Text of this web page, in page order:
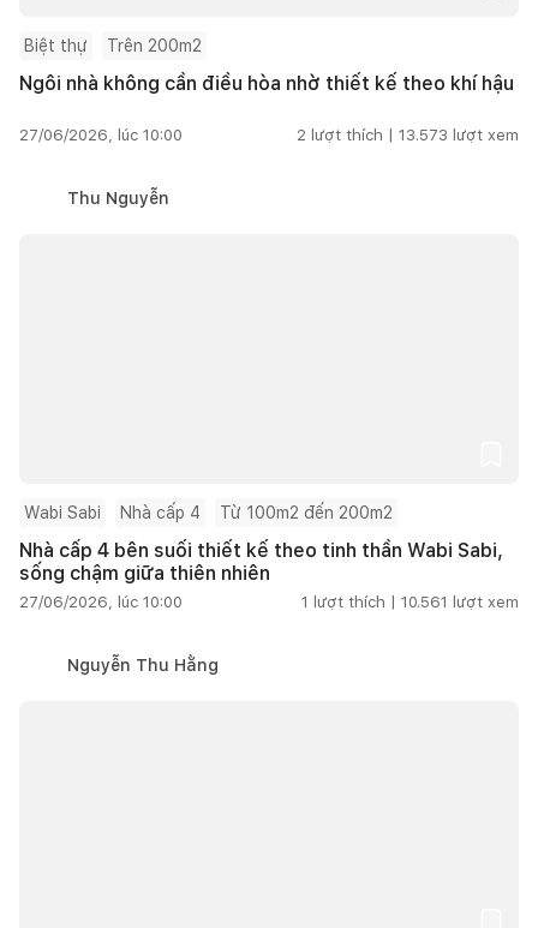
Biệt thự Trên 200m2
Ngôi nhà không cần điều hòa nhờ thiết kế theo khí hậu
27/06/2026, lúc 10:00 2 lượt thích | 13.573 lượt xem
Thu Nguyễn
Wabi Sabi Nhà cấp 4 Từ 100m2 đến 200m2
Nhà cấp 4 bên suối thiết kế theo tinh thần Wabi Sabi,
sống chậm giữa thiên nhiên
27/06/2026, lúc 10:00 1 lượt thích | 10.561 lượt xem
Nguyễn Thu Hằng